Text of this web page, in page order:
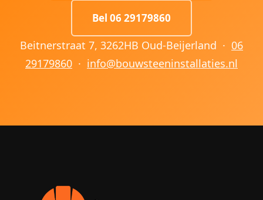
Bel 06 29179860
Beitnerstraat 7, 3262HB Oud-Beijerland · 06
29179860 · info@bouwsteeninstallaties.nl